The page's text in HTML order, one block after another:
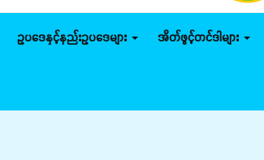
ဥပဒေနှင့်နည်းဥပဒေများ အိတ်ဖွင့်တင်ဒါများ